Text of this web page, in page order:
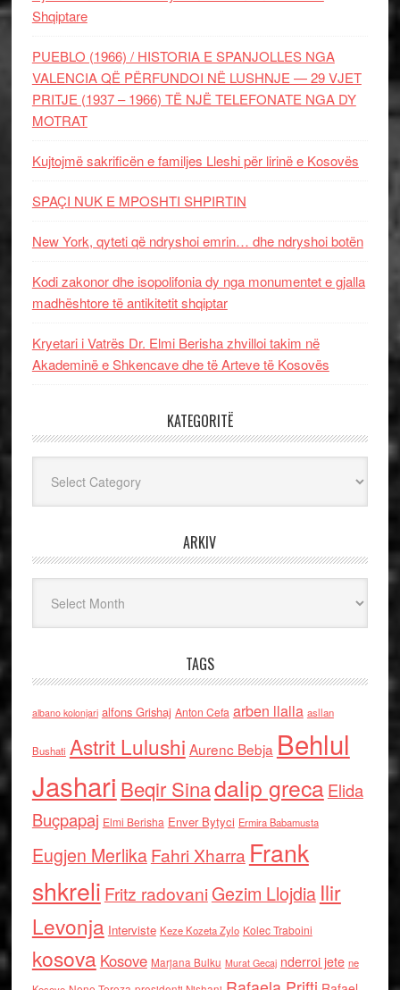
Shqiptare
PUEBLO (1966) / HISTORIA E SPANJOLLES NGA
VALENCIA QË PËRFUNDOI NË LUSHNJE — 29 VJET
PRITJE (1937 – 1966) TË NJË TELEFONATE NGA DY
MOTRAT
Kujtojmë sakrificën e familjes Lleshi për lirinë e Kosovës
SPAÇI NUK E MPOSHTI SHPIRTIN
New York, qyteti që ndryshoi emrin… dhe ndryshoi botën
Kodi zakonor dhe isopolifonia dy nga monumentet e gjalla
madhështore të antikitetit shqiptar
Kryetari i Vatrës Dr. Elmi Berisha zhvilloi takim në
Akademinë e Shkencave dhe të Arteve të Kosovës
KATEGORITË
ARKIV
TAGS
albano kolonjari alfons Grishaj Anton Cefa arben llalla asllan
Bushati Astrit Lulushi Aurenc Bebja Behlul
Jashari Beqir Sinadalip grecaElida
Buçpapaj Elmi Berisha Enver Bytyci Ermira Babamusta
Eugjen MerlikaFahri Xharra Frank
shkreli Fritz radovaniGezim Llojdia Ilir
Levonja Interviste Keze Kozeta Zylo Kolec Traboini
kosova Kosove Marjana Bulku Murat Gecaj nderroi jete ne